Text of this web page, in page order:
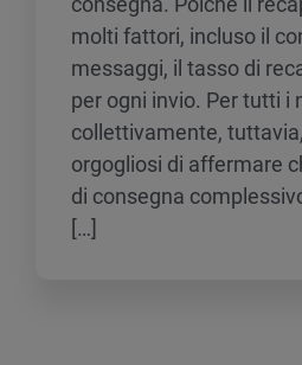
molti fattori, incluso il
messaggi, il tasso di
per ogni invio. Per tutti i
collettivamente,
orgogliosi di affermare
di consegna
[…]